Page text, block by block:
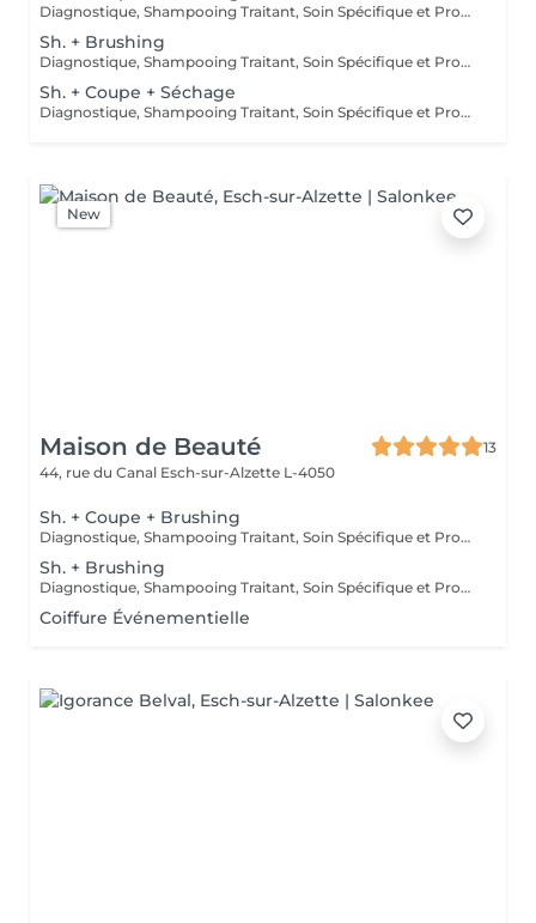
Diagnostique, Shampooing Traitant, Soin Spécifique et Produits Coiffants inclus
Sh. + Brushing
Diagnostique, Shampooing Traitant, Soin Spécifique et Produits Coiffants inclus
Sh. + Coupe + Séchage
Diagnostique, Shampooing Traitant, Soin Spécifique et Produits Coiffants inclus
New
Maison de Beauté
13
44, rue du Canal Esch-sur-Alzette L-4050
Sh. + Coupe + Brushing
Diagnostique, Shampooing Traitant, Soin Spécifique et Produits Coiffants inclus
Sh. + Brushing
Diagnostique, Shampooing Traitant, Soin Spécifique et Produits Coiffants inclus
Coiffure Événementielle